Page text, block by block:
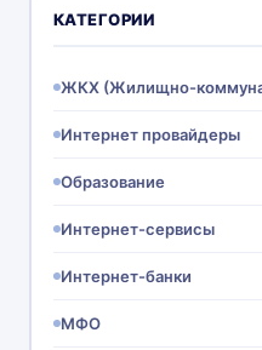
КАТЕГОРИИ
ЖКХ (Жилищно-
Интернет провайдеры
Образование
Интернет-сервисы
Интернет-банки
МФО